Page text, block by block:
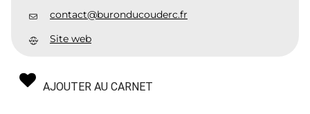
contact@buronducouderc.fr
Site web
AJOUTER AU CARNET